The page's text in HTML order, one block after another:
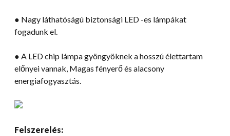
● Nagy láthatóságú biztonsági LED -es lámpákat
fogadunk el.
● A LED chip lámpa gyöngyöknek a hosszú élettartam
előnyei vannak, Magas fényerő és alacsony
energiafogyasztás.
Felszerelés: